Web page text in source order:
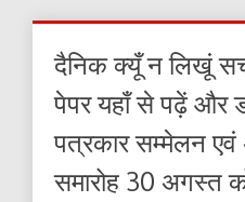
दैनिक क्यूँ न लिखूं
पेपर यहाँ से पढ़ें और
पत्रकार सम्मेलन एवं
समारोह 30 अगस्त